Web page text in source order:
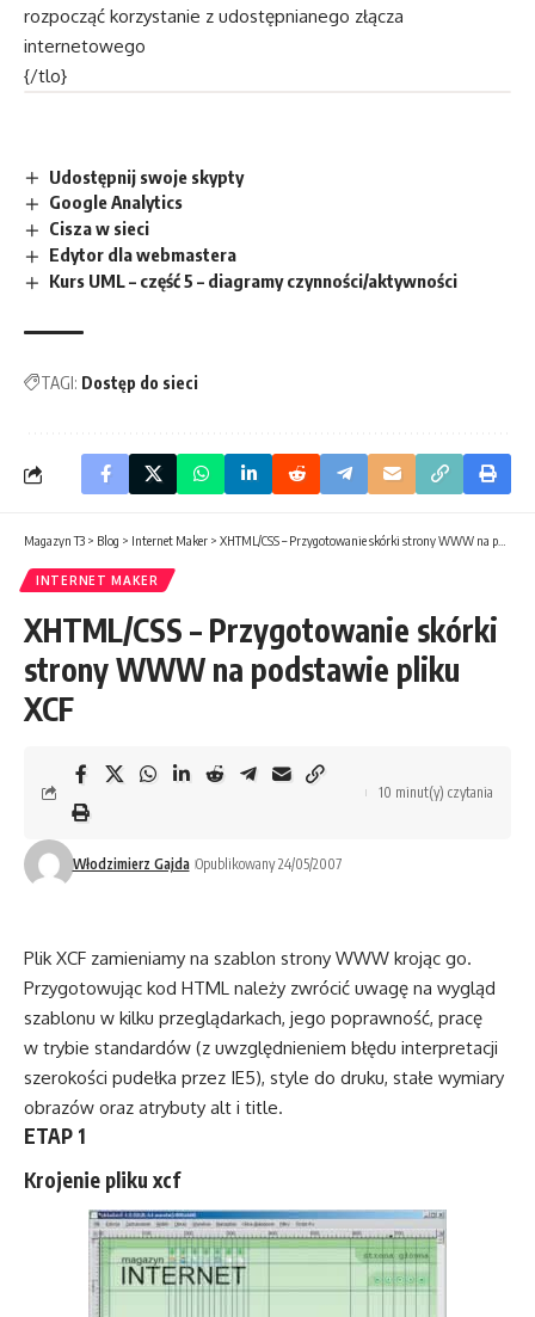
rozpocząć korzystanie z udostępnianego złącza
internetowego
{/tlo}
Udostępnij swoje skypty
Google Analytics
Cisza w sieci
Edytor dla webmastera
Kurs UML – część 5 – diagramy czynności/aktywności
TAGI: Dostęp do sieci
Magazyn T3 > Blog > Internet Maker > XHTML/CSS – Przygotowanie skórki strony WWW na podstawie pliku XCF
INTERNET MAKER
XHTML/CSS – Przygotowanie skórki
strony WWW na podstawie pliku
XCF
Włodzimierz Gajda Opublikowany 24/05/2007
10 minut(y) czytania
Plik XCF zamieniamy na szablon strony WWW krojąc go.
Przygotowując kod HTML należy zwrócić uwagę na wygląd
szablonu w kilku przeglądarkach, jego poprawność, pracę
w trybie standardów (z uwzględnieniem błędu interpretacji
szerokości pudełka przez IE5), style do druku, stałe wymiary
obrazów oraz atrybuty alt i title.
ETAP 1
Krojenie pliku xcf